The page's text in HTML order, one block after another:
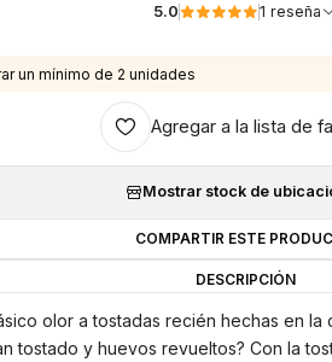
5.0 1 reseña
un mínimo de 2 unidades
Agregar a la lista de
Mostrar stock de
COMPARTIR ESTE
DESCRIPCIÓN
olor a tostadas recién hechas en la
tostado y huevos revueltos? Con la